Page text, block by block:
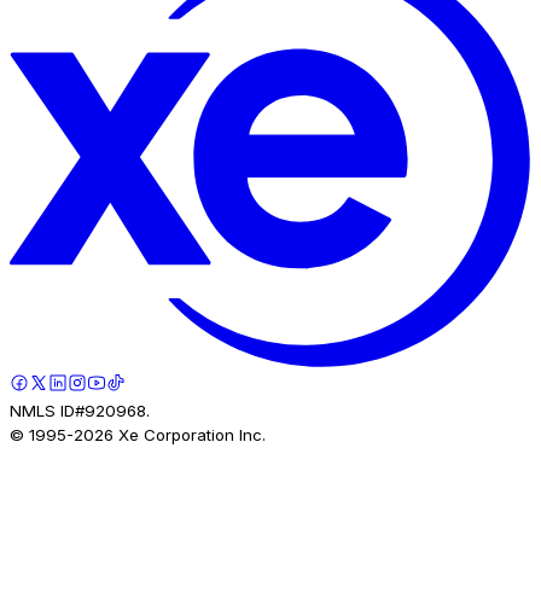
NMLS ID#920968.
© 1995-2026 Xe Corporation Inc.